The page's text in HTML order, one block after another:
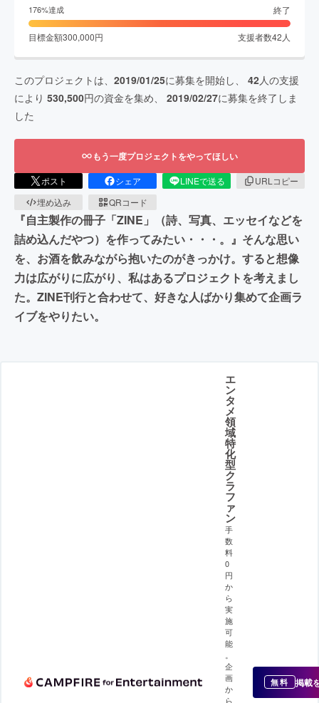
176%達成 終了
目標金額300,000円 支援者数42 人
このプロジェクトは、 2019/01/25に募集を開始し、 42人の支援
により 530,500円の資金を集め、 2019/02/27に募集を終了しま
した
もう一度プロジェクトをやってほしい
ポスト シェア LINEで送る
URLコピー
埋め込み
QRコード
『自主製作の冊子「ZINE」（詩、写真、エッセイなどを
詰め込んだやつ）を作ってみたい・・・。』そんな思い
を、お酒を飲みながら抱いたのがきっかけ。すると想像
力は広がりに広がり、私はあるプロジェクトを考えまし
た。ZINE刊行と合わせて、好きな人ばかり集めて企画ラ
イブをやりたい。
エ
ン
タ
メ
領
域
特
化
型
ク
ラ
フ
ァ
ン
手
数
料
0
円
か
ら
実
施
可
能
企
画
か
ら
無料 掲載